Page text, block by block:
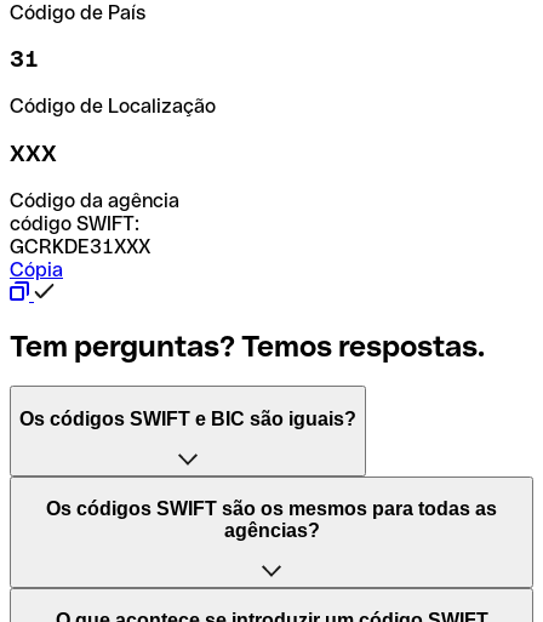
Código de País
31
Código de Localização
XXX
Código da agência
código SWIFT:
GCRKDE31XXX
Cópia
Tem perguntas? Temos respostas.
Os códigos SWIFT e BIC são iguais?
O acrónimo SWIFT significa "Society for Worldwide
Interbank Financial Telecommunication (Sociedade para
Mundiais)". Trata-se de uma rede mundial onde se
processam pagamentos entre países. Por outro lado, BIC
Os códigos SWIFT são os mesmos para todas as
agências?